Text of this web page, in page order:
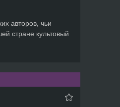
авторов, чьи
стране культовый